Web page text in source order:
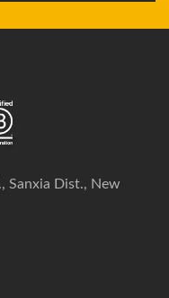
Sanxia Dist., New